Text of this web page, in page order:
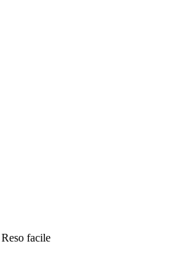
Reso facile